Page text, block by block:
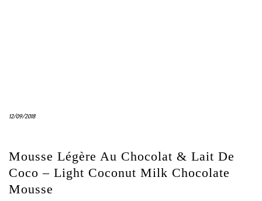
12/09/2018
Mousse Légère Au Chocolat & Lait De
Coco – Light Coconut Milk Chocolate
Mousse